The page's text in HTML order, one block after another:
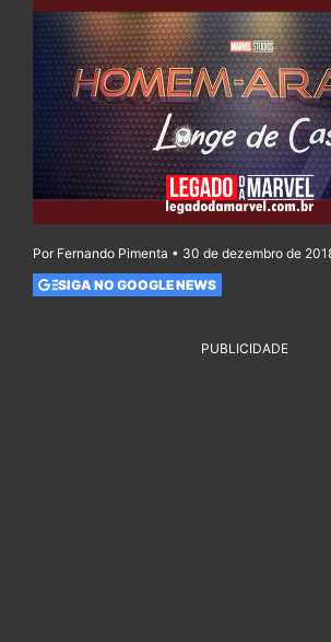
Por Fernando Pimenta • 30 de dezembro de
SIGA NO GOOGLE NEWS
PUBLICIDADE